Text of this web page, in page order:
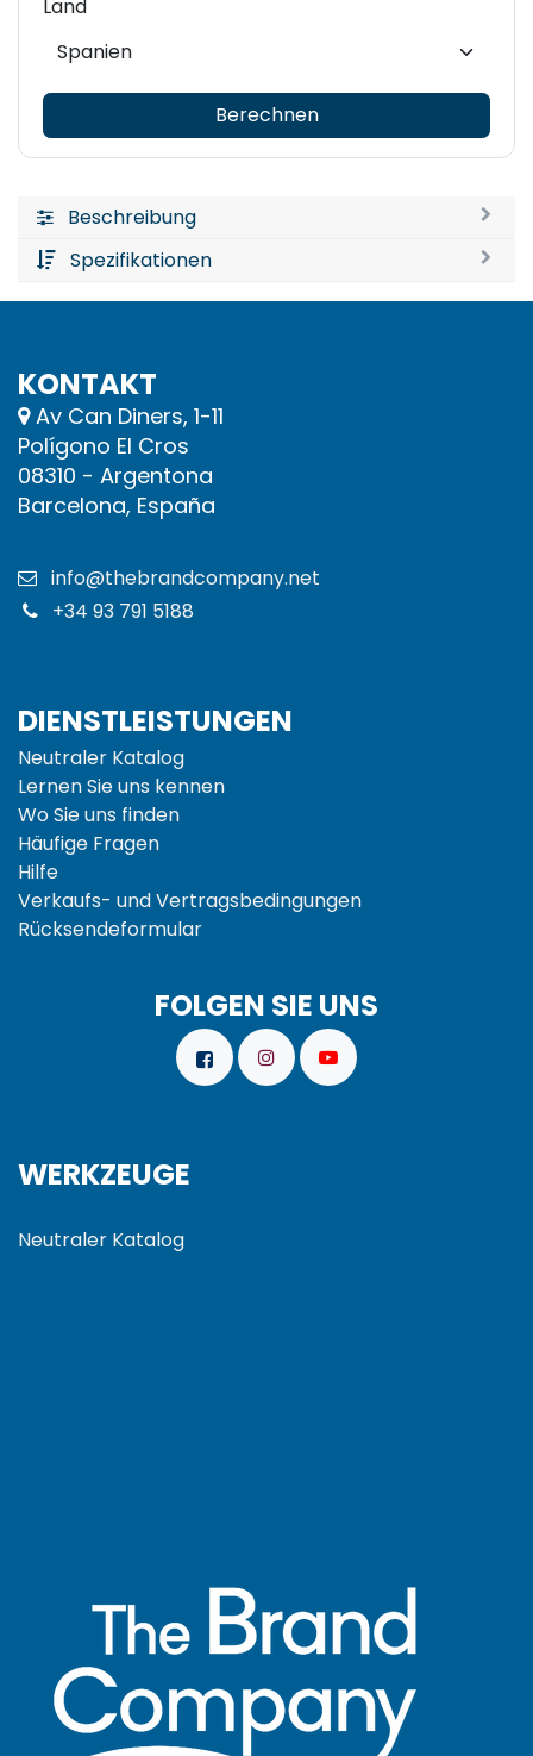
Land
Berechnen
Beschreibung
Spezifikationen
KONTAKT
Av Can Diners, 1-11
Polígono El Cros
08310 - Argentona
Barcelona, España
info@thebrandcompany.net
+34 93 791 5188
DIENSTLEISTUNGEN
Neutraler Katalog
Lernen Sie uns kennen
Wo Sie uns finden
Häufige Fragen
Hilfe
Verkaufs- undVertragsbedingungen
Rücksendeformular
FOLGEN SIE UNS
WERKZEUGE
Neutraler Katalog